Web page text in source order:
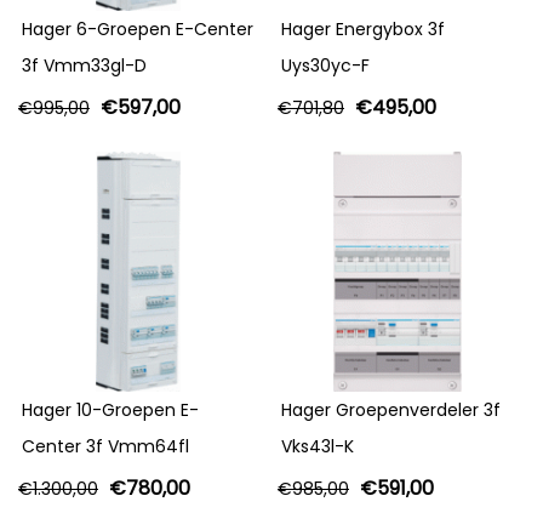
Hager 6-Groepen E-Center
3f Vmm33gl-D
€995,00 €597,00
Hager Energybox 3f
Uys30yc-F
€701,80 €495,00
Hager 10-Groepen E-
Center 3f Vmm64fl
€1.300,00 €780,00
Hager Groepenverdeler 3f
Vks43l-K
€985,00 €591,00